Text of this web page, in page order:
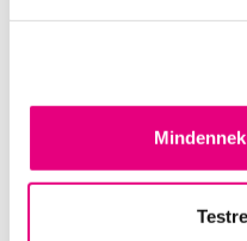
Az új családtag érkezése
örömmel, de álmatlan
időszaka a legtöbb